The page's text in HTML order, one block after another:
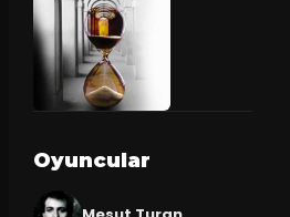
Oyuncular